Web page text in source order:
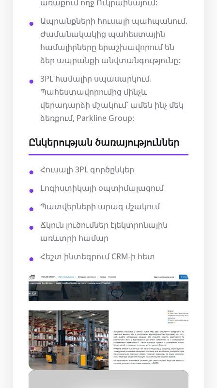
առաքում ողջ Ուկրաինայում:
Ապրանքների հուսալի պահպանում.
Ժամանակակից պահեստային
համալիրները երաշխավորում են
ձեր ապրանքի անվտանգությունը:
3PL համալիր սպասարկում.
Պահեստավորումից մինչև
վերադարձի մշակում՝ ամեն ինչ մեկ
ձեռքում, Parkline Group:
Ընկերության ծառայություններ
Հուսալի 3PL գործընկեր
Լոգիստիկայի օպտիմալացում
Պատվերների արագ մշակում
Ճկուն լուծումներ էլեկտրոնային
առևտրի համար
Հեշտ ինտեգրում CRM-ի հետ